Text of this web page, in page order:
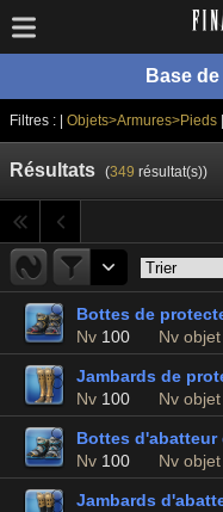
Base
Filtres : | Objets>Armures>Pieds
Résultats (349 résultat(s))
Bottes de
Nv 100 Nv objet
Jambards de
Nv 100 Nv objet
Bottes d'abatteur
Nv 100 Nv objet
Jambards